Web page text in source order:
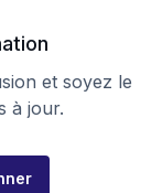
et soyez le
à jour.